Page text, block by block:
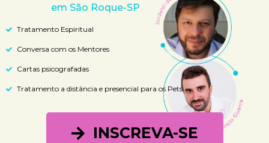
em São Roque-SP
Tratamento Espiritual
Conversa com os Mentores
Cartas psicografadas
Tratamento a distância e presencial para os Pets
INSCREVA-SE